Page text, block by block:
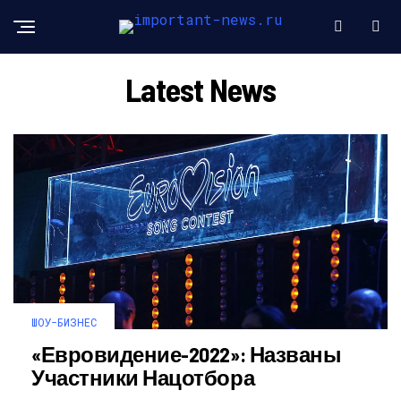
Latest News
ШОУ-БИЗНЕС
«Евровидение-2022»: Названы
Участники Нацотбора